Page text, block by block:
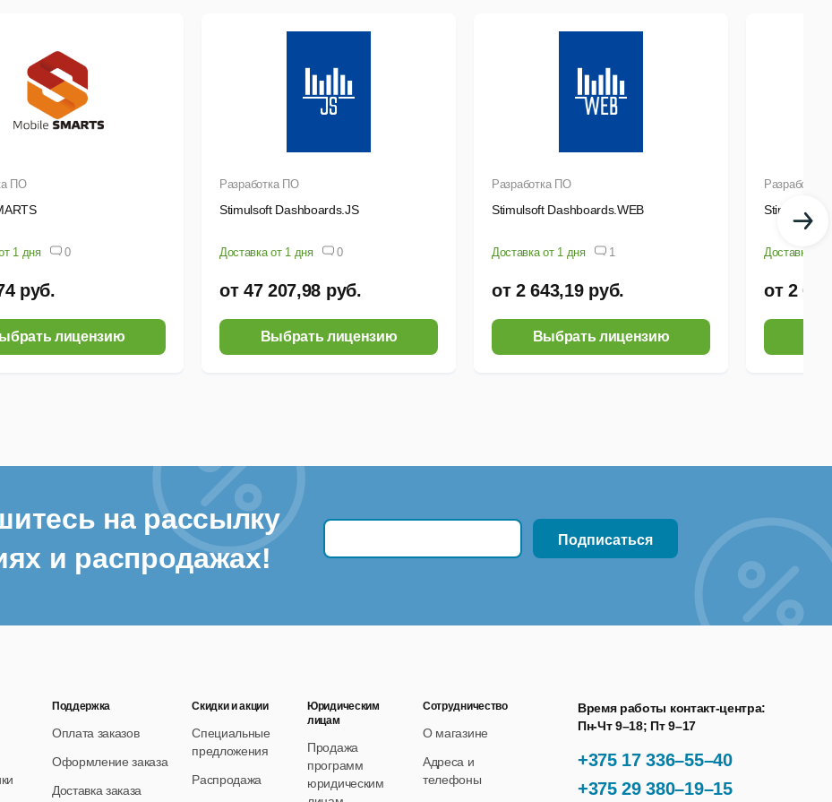
ПО
1 дня 0
руб.
лицензию
Разработка ПО
Stimulsoft Dashboards.JS
Доставка от 1 дня 0
от 47 207,98 руб.
Выбрать лицензию
Разработка ПО
Stimulsoft Dashboards.WEB
Доставка от 1 дня 1
от 2 643,19 руб.
Выбрать лицензию
Разработка
Stimulsoft
Доставка от
от 2
на рассылку
и распродажах!
+375 17 336–55–40
+375 29 380–19–15
Время работы контакт-центра:
Пн-Чт 9–18; Пт 9–17
Поддержка
Оплата заказов
Оформление заказа
Доставка заказа
Скидки и акции
Специальные
предложения
Распродажа
Юридическим
лицам
Продажа
программ
юридическим
Сотрудничество
О магазине
Адреса и
телефоны